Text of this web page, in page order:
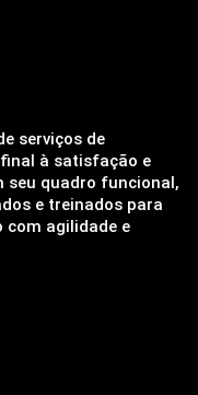
serviços de
à satisfação e
seu quadro funcional,
e treinados para
com agilidade e